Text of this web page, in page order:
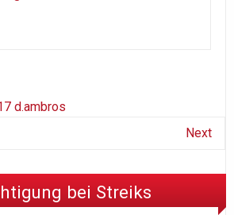
d.ambros
Next
bei Streiks